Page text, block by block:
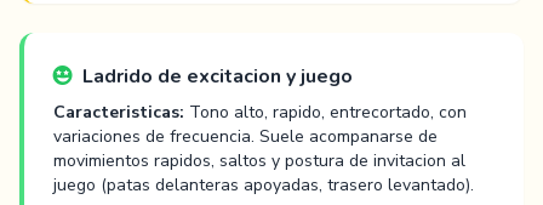
Ladrido de excitacion y juego
Caracteristicas: Tono alto, rapido, entrecortado, con
variaciones de frecuencia. Suele acompanarse de
movimientos rapidos, saltos y postura de invitacion al
juego (patas delanteras apoyadas, trasero levantado).